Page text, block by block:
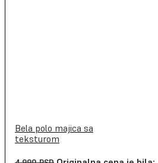
Bela polo majica sa
teksturom